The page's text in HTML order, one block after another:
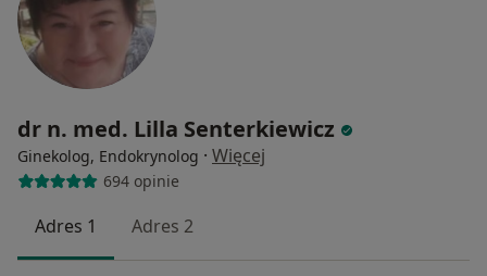
dr n. med. Lilla Senterkiewicz
Ginekolog, Endokrynolog · Więcej
694 opinie
Adres 1 Adres 2